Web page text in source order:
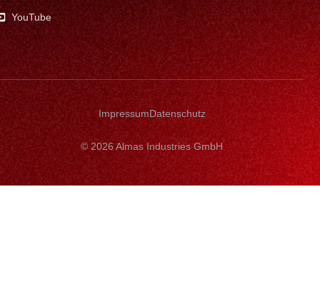
YouTube
© 2026 Almas Industries GmbH
ImpressumDatenschutz